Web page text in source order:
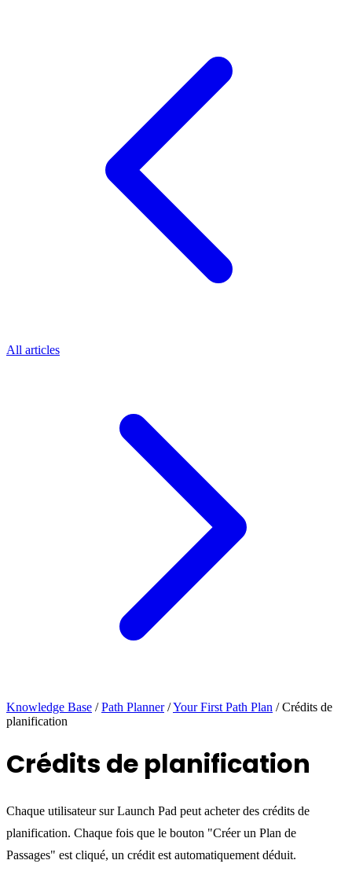
All articles
Knowledge Base / Path Planner /Your First Path Plan / Crédits de
planification
Crédits de planification
Chaque utilisateur sur Launch Pad peut acheter des crédits de
planification. Chaque fois que le bouton "Créer un Plan de
Passages" est cliqué, un crédit est automatiquement déduit.